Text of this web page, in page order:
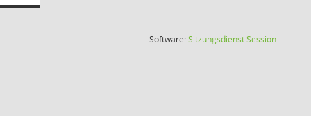
Software:SitzungsdienstSession(Wird in